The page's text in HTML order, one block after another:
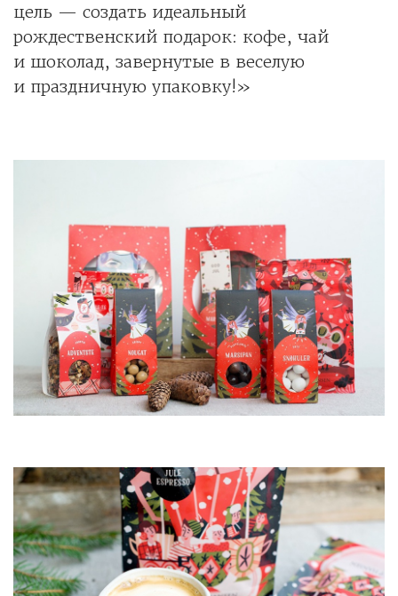
цель — создать идеальный
рождественский подарок: кофе, чай
и шоколад, завернутые в веселую
и праздничную упаковку!»